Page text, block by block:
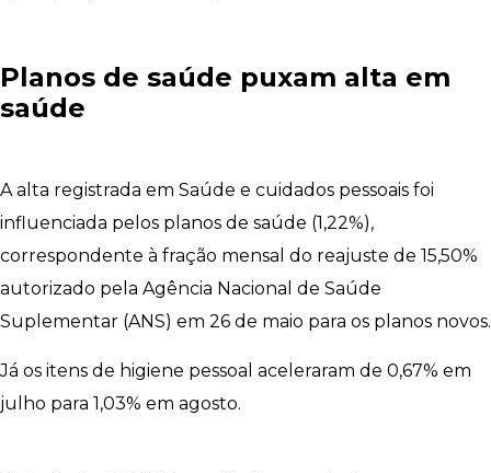
Planos de saúde puxam alta em
saúde
A alta registrada em Saúde e cuidados pessoais foi
influenciada pelos planos de saúde (1,22%),
correspondente à fração mensal do reajuste de 15,50%
autorizado pela Agência Nacional de Saúde
Suplementar (ANS) em 26 de maio para os planos novos.
Já os itens de higiene pessoal aceleraram de 0,67% em
julho para 1,03% em agosto.